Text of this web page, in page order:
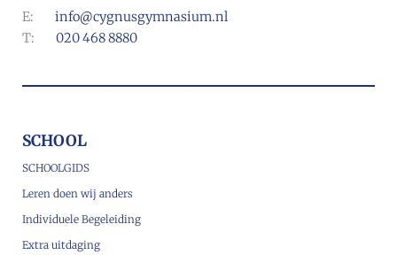
E: info@cygnusgymnasium.nl
T: 020 468 8880
SCHOOL
SCHOOLGIDS
Leren doen wij anders
Individuele Begeleiding
Extra uitdaging